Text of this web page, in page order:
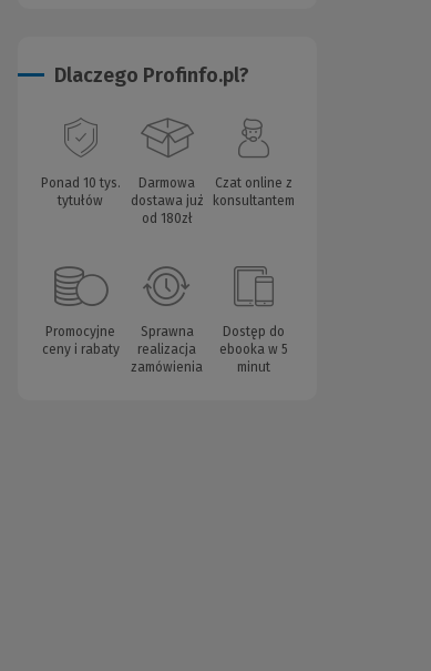
Dlaczego Profinfo.pl?
Ponad 10 tys.
tytułów
Darmowa
dostawa już
od 180zł
Czat online z
konsultantem
Promocyjne
ceny i rabaty
Sprawna
realizacja
zamówienia
Dostęp do
ebooka w 5
minut